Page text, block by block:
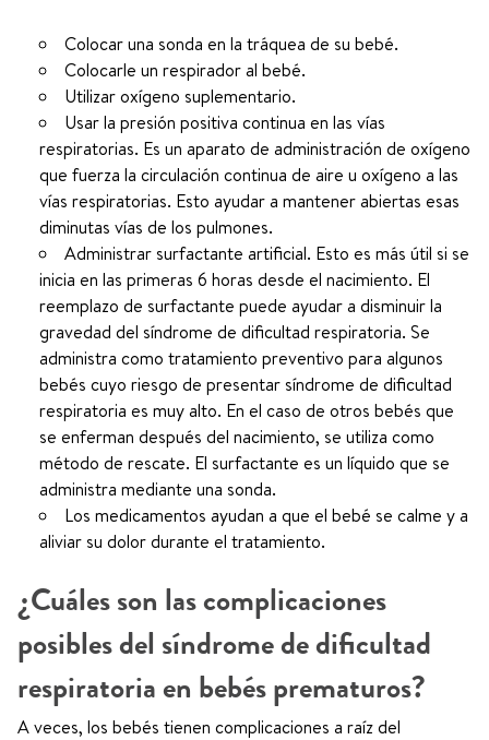
Colocar una sonda en la tráquea de su bebé.
Colocarle un respirador al bebé.
Utilizar oxígeno suplementario.
Usar la presión positiva continua en las vías
respiratorias. Es un aparato de administración de oxígeno
que fuerza la circulación continua de aire u oxígeno a las
vías respiratorias. Esto ayudar a mantener abiertas esas
diminutas vías de los pulmones.
Administrar surfactante artificial. Esto es más útil si se
inicia en las primeras 6 horas desde el nacimiento. El
reemplazo de surfactante puede ayudar a disminuir la
gravedad del síndrome de dificultad respiratoria. Se
administra como tratamiento preventivo para algunos
bebés cuyo riesgo de presentar síndrome de dificultad
respiratoria es muy alto. En el caso de otros bebés que
se enferman después del nacimiento, se utiliza como
método de rescate. El surfactante es un líquido que se
administra mediante una sonda.
Los medicamentos ayudan a que el bebé se calme y a
aliviar su dolor durante el tratamiento.
¿Cuáles son las complicaciones
posibles del síndrome de dificultad
respiratoria en bebés prematuros?
A veces, los bebés tienen complicaciones a raíz del